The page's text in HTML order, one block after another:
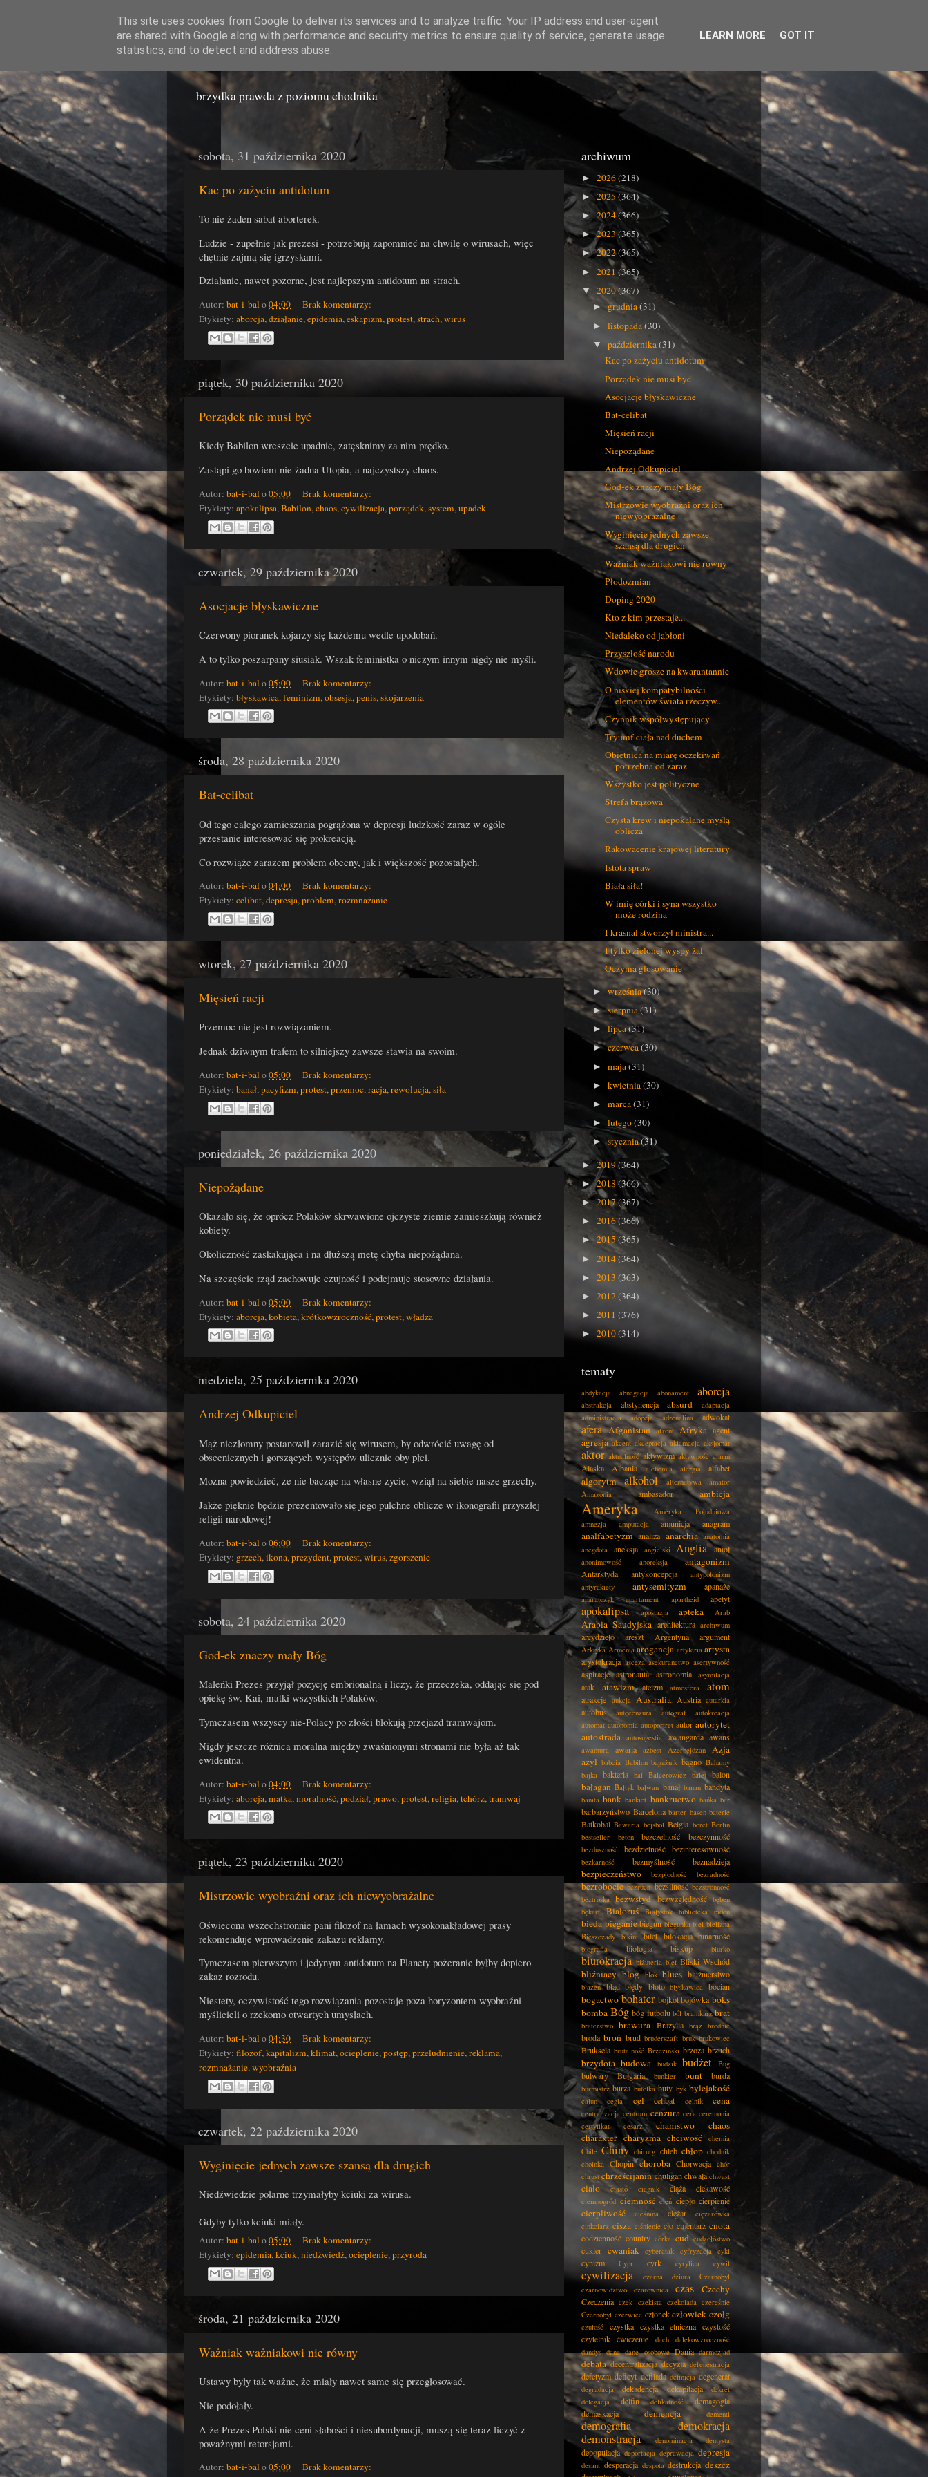
Miasto Gówna
brzydka prawda z poziomu chodnika
sobota, 31 października 2020
Kac po zażyciu antidotum
To nie żaden sabat aborterek.
Ludzie - zupełnie jak prezesi - potrzebują zapomnieć na chwilę o wirusach, więc
chętnie zajmą się igrzyskami.
Działanie, nawet pozorne, jest najlepszym antidotum na strach.
Autor: bat-i-balo04:00
Brak komentarzy:
Etykiety: aborcja,działanie,epidemia,eskapizm,protest,strach,wirus
piątek, 30 października 2020
Porządek nie musi być
Kiedy Babilon wreszcie upadnie, zatęsknimy za nim prędko.
Zastąpi go bowiem nie żadna Utopia, a najczystszy chaos.
Autor: bat-i-balo05:00
Brak komentarzy:
Etykiety: apokalipsa,Babilon,chaos,cywilizacja,porządek,system,upadek
czwartek, 29 października 2020
Asocjacje błyskawiczne
Czerwony piorunek kojarzy się każdemu wedle upodobań.
A to tylko poszarpany siusiak. Wszak feministka o niczym innym nigdy nie myśli.
Autor: bat-i-balo05:00
Brak komentarzy:
Etykiety: błyskawica,feminizm,obsesja,penis,skojarzenia
środa, 28 października 2020
Bat-celibat
Od tego całego zamieszania pogrążona w depresji ludzkość zaraz w ogóle
przestanie interesować się prokreacją.
Co rozwiąże zarazem problem obecny, jak i większość pozostałych.
Autor: bat-i-balo04:00
Brak komentarzy:
Etykiety: celibat,depresja,problem,rozmnażanie
wtorek, 27 października 2020
Mięsień racji
Przemoc nie jest rozwiązaniem.
Jednak dziwnym trafem to silniejszy zawsze stawia na swoim.
Autor: bat-i-balo05:00
Brak komentarzy:
Etykiety: banał,pacyfizm,protest,przemoc,racja,rewolucja,siła
poniedziałek, 26 października 2020
Niepożądane
Okazało się, że oprócz Polaków skrwawione ojczyste ziemie zamieszkują również
kobiety.
Okoliczność zaskakująca i na dłuższą metę chyba niepożądana.
Na szczęście rząd zachowuje czujność i podejmuje stosowne działania.
Autor: bat-i-bal o05:00
Brak komentarzy:
Etykiety: aborcja, kobieta, krótkowzroczność, protest, władza
niedziela, 25 października 2020
Andrzej Odkupiciel
Mąż niezłomny postanowił zarazić się wirusem, by odwrócić uwagę od
obscenicznych i gorszących występów ulicznic oby płci.
Można powiedzieć, że nie bacząc na własne życie, wziął na siebie nasze grzechy.
Jakże pięknie będzie prezentowało się jego pulchne oblicze w ikonografii przyszłej
religii narodowej!
Autor: bat-i-balo06:00
Brak komentarzy:
Etykiety: grzech,ikona,prezydent,protest,wirus,zgorszenie
sobota, 24 października 2020
God-ek znaczy mały Bóg
Maleńki Prezes przyjął pozycję embrionalną i liczy, że przeczeka, oddając się pod
opiekę św. Kai, matki wszystkich Polaków.
Tymczasem wszyscy nie-Polacy po złości blokują przejazd tramwajom.
Nigdy jeszcze różnica moralna między zwaśnionymi stronami nie była aż tak
ewidentna.
Autor: bat-i-balo04:00
Brak komentarzy:
Etykiety: aborcja,matka,moralność,podział,prawo,protest,religia,tchórz,tramwaj
piątek, 23 października 2020
Mistrzowie wyobraźni oraz ich niewyobrażalne
Oświecona wszechstronnie pani filozof na łamach wysokonakładowej prasy
rekomenduje wprowadzenie zakazu reklamy.
Tymczasem pierwszym i jedynym antidotum na Planety pożeranie byłby dopiero
zakaz rozrodu.
Niestety, oczywistość tego rozwiązania pozostaje poza horyzontem wyobraźni
myślicieli o rzekomo otwartych umysłach.
Autor: bat-i-balo04:30
Brak komentarzy:
Etykiety: filozof,kapitalizm,klimat,ocieplenie,postęp,przeludnienie,reklama,
rozmnażanie,wyobraźnia
czwartek, 22 października 2020
Wyginięcie jednych zawsze szansą dla drugich
Niedźwiedzie polarne trzymałyby kciuki za wirusa.
Gdyby tylko kciuki miały.
Autor: bat-i-balo05:00
Brak komentarzy:
Etykiety: epidemia,kciuk,niedźwiedź,ocieplenie,przyroda
środa, 21 października 2020
Ważniak ważniakowi nie równy
Ustawy były tak ważne, że miały nawet same się przegłosować.
Nie podołały.
A że Prezes Polski nie ceni słabości i niesubordynacji, muszą się teraz liczyć z
poważnymi retorsjami.
Autor: bat-i-balo05:00
Brak komentarzy:
archiwum
► 2026(218)
►2025(364)
► 2024(366)
►2023(365)
►2022(365)
► 2021(365)
▼ 2020(367)
► grudnia(31)
►listopada(30)
▼października(31)
Kac po zażyciu antidotum
Porządek nie musi być
Asocjacje błyskawiczne
Bat-celibat
Mięsień racji
Niepożądane
Andrzej Odkupiciel
God-ek znaczy mały Bóg
Mistrzowie wyobraźni oraz ich
niewyobrażalne
Wyginięcie jednych zawsze
szansą dla drugich
Ważniak ważniakowi nie równy
Płodozmian
Doping 2020
Kto z kim przestaje...
Niedaleko od jabłoni
Przyszłość narodu
Wdowie grosze na kwarantannie
O niskiej kompatybilności
elementów świata rzeczyw...
Czynnik współwystępujący
Tryumf ciała nad duchem
Obietnica na miarę oczekiwań
potrzebna od zaraz
Wszystko jest polityczne
Strefa brązowa
Czysta krew i niepokalane myślą
oblicza
Rakowacenie krajowej literatury
Istota spraw
Biała siła!
W imię córki i syna wszystko
może rodzina
I krasnal stworzył ministra...
I tylko zielonej wyspy żal
Oczyma głosowanie
►września(30)
►sierpnia(31)
►lipca(31)
►czerwca(30)
►maja(31)
►kwietnia(30)
►marca(31)
►lutego(30)
►stycznia(31)
► 2019(364)
►2018(366)
►2017(367)
► 2016(366)
► 2015 (365)
► 2014(364)
► 2013 (363)
► 2012(364)
► 2011 (376)
► 2010(314)
tematy
abdykacja abnegacja abonament aborcja
abstrakcja abstynencja absurd
adaptacja
administracja
adopcja adrenalina adwokat
afera Afganistan afront Afryka agent
agresja akcent akceptacja aklamacja aksjomat
aktor aktualność aktywizm aktywność alarm
Alaska Albania alchemia alergia alfabet
algorytm alkohol alternatywa
amator
Amazonia
ambasador ambicja
Ameryka
Ameryka Południowa
amnezja
amputacja amunicja anagram
analfabetyzm analiza anarchia anatomia
anegdota
aneksja angielski Anglia anioł
anonimowość anoreksja antagonizm
Antarktyda antykoncepcja
antypolonizm
antyrakiety
antysemityzm apanaże
aparatczyk apartament apartheid apetyt
apokalipsa apostazja apteka Arab
Arabia Saudyjska architektura archiwum
arcydzieło areszt Argentyna argument
Arktyka Armenia arogancja artyleria artysta
arystokracja asceza asekuranctwo asertywność
aspiracje astronauta astronomia asymilacja
atak atawizm ateizm atmosfera atom
atrakcje aukcja Australia Austria autarkia
autobus autocenzura autograf
autokreacja
automat autonomia autoportret autor autorytet
autostrada autosugestia awangarda awans
awantura awaria azbest Azerbejdżan
Azja
azyl babcia Babilon bagażnik bagno Bahamy
bajka bakteria bal Balcerowicz balet balon
bałagan Bałtyk bałwan banał banan bandyta
banita bank bankiet bankructwo bańka bar
barbarzyństwo Barcelona barter basen baterie
Batkobal Bawaria bejsbol Belgia beret Berlin
bestseller
beton bezczelność bezczynność
bezduszność bezdzietność bezinteresowność
bezkarność bezmyślność beznadzieja
bezpieczeństwo bezpłodność bezradność
bezrobocie bezruch bezsilność bezstronność
beztroska bezwstyd bezwzględność bęben
bękart
Białoruś Białystok biblioteka bidon
bieda bieganie biegun biegunka biel bielizna
Bieszczady
bikini bilet bilokacja binarność
biografia biologia biskup biurko
biurokracja biżuteria blef Bliski Wschód
bliźniacy blog blok blues bluźnierstwo
błazen błąd błędy błoto błyskawica bocian
bogactwo bohater bojkot bojówka boks
bomba Bóg bóg futbolu ból bramkarz brat
braterstwo brawura Brazylia brąz brednie
broda broń brud bruderszaft bruk brukowiec
Bruksela brutalność Brzeziński brzoza brzuch
brzydota budowa budzik budżet Bug
bulwary Bułgaria bunkier bunt burda
burmistrz burza butelka buty byk bylejakość
całun cegła cel celibat celnik cena
centralizacja centrum cenzura cera ceremonia
certyfikat
cesarz chamstwo
chaos
charakter charyzma chciwość
chemia
Chile Chiny chirurg chleb chłop chodnik
choinka Chopin choroba Chorwacja chór
chrust chrześcijanin chuligan chwała chwast
ciało ciasto ciągnik ciąża ciekawość
ciemnogród ciemność cień ciepło cierpienie
cierpliwość cieśnina ciężar
ciężarówka
cinkciarz cisza ciśnienie cło cmentarz cnota
codzienność country córka cud cudzołóstwo
cukier cwaniak cyberatak cyfryzacja cykl
cynizm Cypr cyrk cyrylica cywil
cywilizacja czarna dziura
Czarnobyl
czarnowidztwo
czarownica czas Czechy
Czeczenia czek czekista czekolada czereśnie
Czernobyl czerwiec członek człowiek czołg
czułość czystka czystka etniczna czystość
czytelnik ćwiczenie dach
dalekowzroczność
dandys dane dane osobowe Dania darmozjad
debata decentralizacja decyzja defenestracja
defetyzm deficyt defilada definicja degenerat
degradacja dekadencja dekapitacja
dekret
delegacja
delfin delikatność
demagogia
demaskacja
demencja dementi
demografia
demokracja
demonstracja
denominacja dentysta
depopulacja deportacja deprawacja depresja
desant desperacja despota destrukcja deszcz
This site uses cookies from Google to deliver its services and to analyze traffic. Your IP address and user-agent
are shared with Google along with performance and security metrics to ensure quality of service, generate usage
statistics, and to detect and address abuse.
LEARN MORE GOT IT